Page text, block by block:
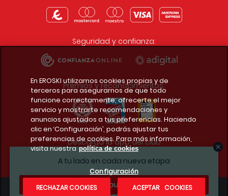
A tu lado en cada nueva etapa
¿Te apuntas?
Seguridad y confianza:
Premios y reconocimientos:
Descarga la app del club
En EROSKI utilizamos cookies propias y de
terceros para asegurarnos de que todo
funcione correctamente, ofrecerte el mejor
servicio y mostrarte recomendaciones y
anuncios ajustados a tus preferencias. Haciendo
clic en ‘Configuración’, podrás ajustar tus
preferencias de cookies. Para más información,
visita nuestra política de cookies
Configuración
RECHAZAR COOKIES
ACEPTAR COOKIES